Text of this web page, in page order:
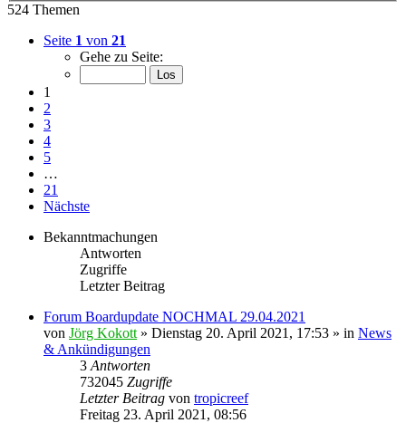
524 Themen
Seite 1 von 21
Gehe zu Seite:
1
2
3
4
5
…
21
Nächste
Bekanntmachungen
Antworten
Zugriffe
Letzter Beitrag
Forum Boardupdate NOCHMAL 29.04.2021
von Jörg Kokott » Dienstag 20. April 2021, 17:53 » in News
& Ankündigungen
3 Antworten
732045 Zugriffe
Letzter Beitrag von tropicreef
Freitag 23. April 2021, 08:56